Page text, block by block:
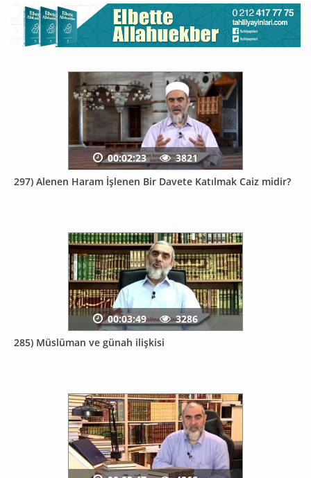
297) Alenen Haram İşlenen Bir Davete Katılmak Caiz midir?
00:02:23 3821
285) Müslüman ve günah ilişkisi
00:03:49 3286